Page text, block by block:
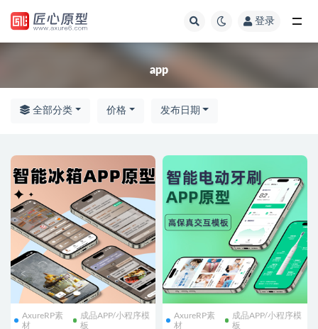
登录
app
全部分类 价格 发布日期
AxureRP素
材
成品APP/小程序模
板
AxureRP素
材
成品APP/小程序模
板